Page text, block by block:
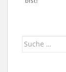
Suche